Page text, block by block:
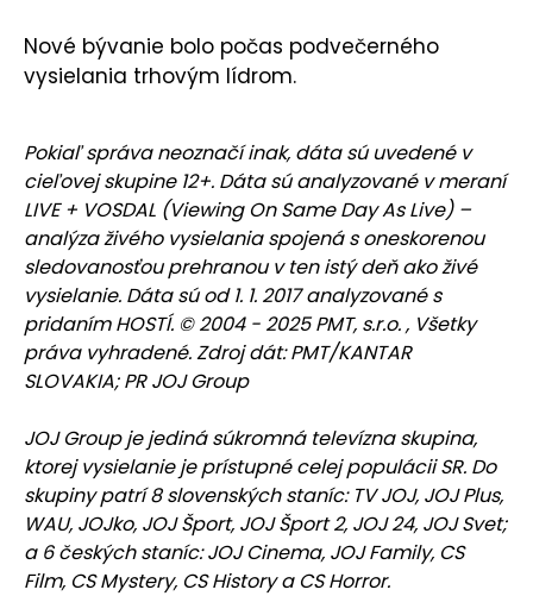
Nové bývanie bolo počas podvečerného
vysielania trhovým lídrom.
Pokiaľ správa neoznačí inak, dáta sú uvedené v
cieľovej skupine 12+. Dáta sú analyzované v meraní
LIVE + VOSDAL (Viewing On Same Day As Live) –
analýza živého vysielania spojená s oneskorenou
sledovanosťou prehranou v ten istý deň ako živé
vysielanie. Dáta sú od 1. 1. 2017 analyzované s
pridaním HOSTÍ. © 2004 - 2025 PMT, s.r.o. , Všetky
práva vyhradené. Zdroj dát: PMT/KANTAR
SLOVAKIA; PR JOJ Group
JOJ Group je jediná súkromná televízna skupina,
ktorej vysielanie je prístupné celej populácii SR. Do
skupiny patrí 8 slovenských staníc: TV JOJ, JOJ Plus,
WAU, JOJko, JOJ Šport, JOJ Šport 2, JOJ 24, JOJ Svet;
a 6 českých staníc: JOJ Cinema, JOJ Family, CS
Film, CS Mystery, CS History a CS Horror.